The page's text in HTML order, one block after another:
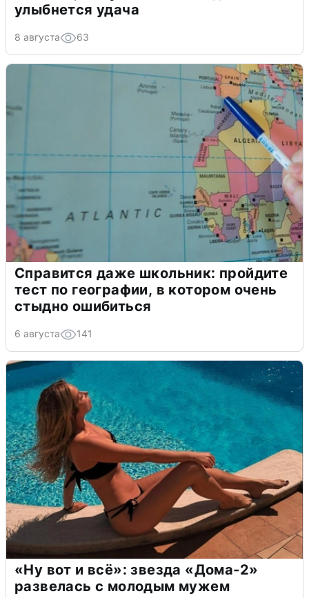
улыбнется удача
8 августа 63
Справится даже школьник: пройдите
тест по географии, в котором очень
стыдно ошибиться
6 августа 141
«Ну вот и всё»: звезда «Дома-2»
развелась с молодым мужем